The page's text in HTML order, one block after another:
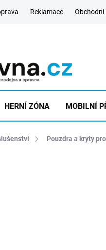
Reklamace Obchodní
HERNÍ ZÓNA MOBILNÍ
Pouzdra a kryty